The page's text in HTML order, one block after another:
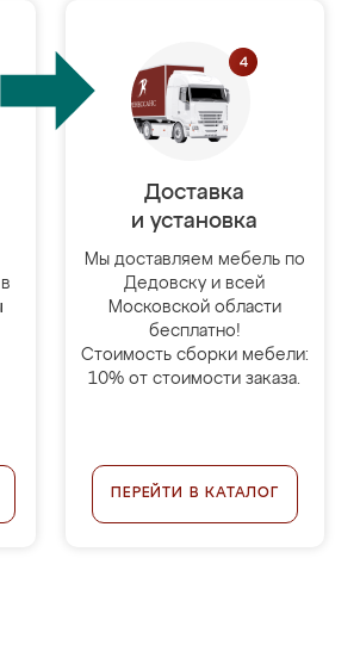
Доставка
и установка
Мы доставляем мебель по
Дедовску и всей
Московской области
бесплатно!
Стоимость сборки мебели:
10% от стоимости заказа.
ПЕРЕЙТИ В КАТАЛОГ